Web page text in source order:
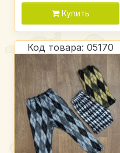
Купить
Код товара: 05170